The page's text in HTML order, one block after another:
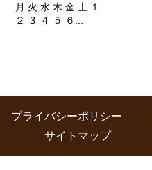
月 火 水 木 金 土 １
２ ３ ４ ５ ６...
プライバシーポリシー
サイトマップ